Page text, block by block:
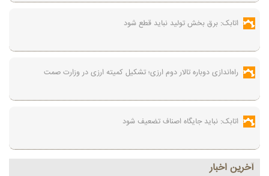
اتابک: برق بخش تولید نباید قطع شود
راه‌اندازی دوباره تالار دوم ارزی؛ تشکیل کمیته ارزی در وزارت صمت
اتابک: نباید جایگاه اصناف تضعیف شود
آخرين اخبار